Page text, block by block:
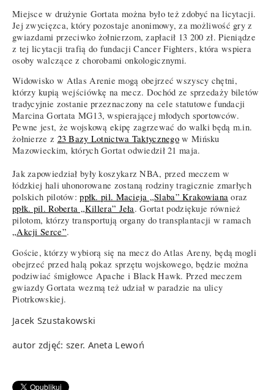
Miejsce w drużynie Gortata można było też zdobyć na licytacji.
Jej zwycięzca, który pozostaje anonimowy, za możliwość gry z
gwiazdami przeciwko żołnierzom, zapłacił 13 200 zł. Pieniądze
z tej licytacji trafią do fundacji Cancer Fighters, która wspiera
osoby walczące z chorobami onkologicznymi.
Widowisko w Atlas Arenie mogą obejrzeć wszyscy chętni,
którzy kupią wejściówkę na mecz. Dochód ze sprzedaży biletów
tradycyjnie zostanie przeznaczony na cele statutowe fundacji
Marcina Gortata MG13, wspierającej młodych sportowców.
Pewne jest, że wojskową ekipę zagrzewać do walki będą m.in.
żołnierze z 23 Bazy Lotnictwa Taktycznego w Mińsku
Mazowieckim, których Gortat odwiedził 21 maja.
Jak zapowiedział były koszykarz NBA, przed meczem w
łódzkiej hali uhonorowane zostaną rodziny tragicznie zmarłych
polskich pilotów:ppłk. pil. Macieja „Slaba” Krakowiana oraz
ppłk. pil. Roberta „Killera” Jeła. Gortat podziękuje również
pilotom, którzy transportują organy do transplantacji w ramach
„Akcji Serce”.
Goście, którzy wybiorą się na mecz do Atlas Areny, będą mogli
obejrzeć przed halą pokaz sprzętu wojskowego, będzie można
podziwiać śmigłowce Apache i Black Hawk. Przed meczem
gwiazdy Gortata wezmą też udział w paradzie na ulicy
Piotrkowskiej.
Jacek Szustakowski
autor zdjęć: szer. Aneta Lewoń